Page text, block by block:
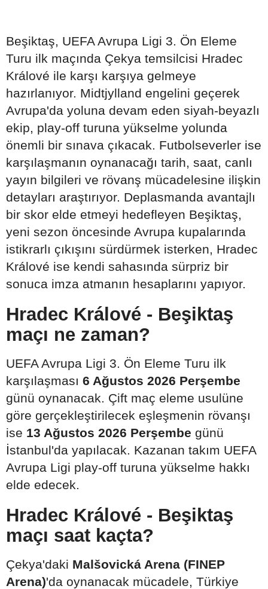
Beşiktaş, UEFA Avrupa Ligi 3. Ön Eleme
Turu ilk maçında Çekya temsilcisi Hradec
Králové ile karşı karşıya gelmeye
hazırlanıyor. Midtjylland engelini geçerek
Avrupa'da yoluna devam eden siyah-beyazlı
ekip, play-off turuna yükselme yolunda
önemli bir sınava çıkacak. Futbolseverler ise
karşılaşmanın oynanacağı tarih, saat, canlı
yayın bilgileri ve rövanş mücadelesine ilişkin
detayları araştırıyor. Deplasmanda avantajlı
bir skor elde etmeyi hedefleyen Beşiktaş,
yeni sezon öncesinde Avrupa kupalarında
istikrarlı çıkışını sürdürmek isterken, Hradec
Králové ise kendi sahasında sürpriz bir
sonuca imza atmanın hesaplarını yapıyor.
Hradec Králové - Beşiktaş
maçı ne zaman?
UEFA Avrupa Ligi 3. Ön Eleme Turu ilk
karşılaşması 6 Ağustos 2026 Perşembe
günü oynanacak. Çift maç eleme usulüne
göre gerçekleştirilecek eşleşmenin rövanşı
ise 13 Ağustos 2026 Perşembe günü
İstanbul'da yapılacak. Kazanan takım UEFA
Avrupa Ligi play-off turuna yükselme hakkı
elde edecek.
Hradec Králové - Beşiktaş
maçı saat kaçta?
Çekya'daki Malšovická Arena (FINEP
Arena)'da oynanacak mücadele, Türkiye